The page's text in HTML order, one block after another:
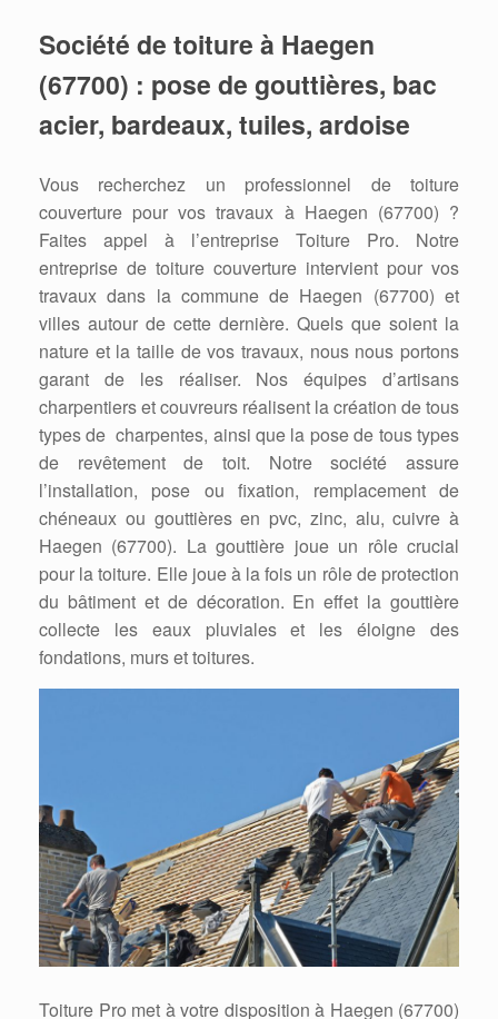
Société de toiture à Haegen
(67700) : pose de gouttières, bac
acier, bardeaux, tuiles, ardoise
Vous recherchez un professionnel de toiture
couverture pour vos travaux à Haegen (67700) ?
Faites appel à l’entreprise Toiture Pro. Notre
entreprise de toiture couverture intervient pour vos
travaux dans la commune de Haegen (67700) et
villes autour de cette dernière. Quels que soient la
nature et la taille de vos travaux, nous nous portons
garant de les réaliser. Nos équipes d’artisans
charpentiers et couvreurs réalisent la création de tous
types de charpentes, ainsi que la pose de tous types
de revêtement de toit. Notre société assure
l’installation, pose ou fixation, remplacement de
chéneaux ou gouttières en pvc, zinc, alu, cuivre à
Haegen (67700). La gouttière joue un rôle crucial
pour la toiture. Elle joue à la fois un rôle de protection
du bâtiment et de décoration. En effet la gouttière
collecte les eaux pluviales et les éloigne des
fondations, murs et toitures.
Toiture Pro met à votre disposition à Haegen (67700)